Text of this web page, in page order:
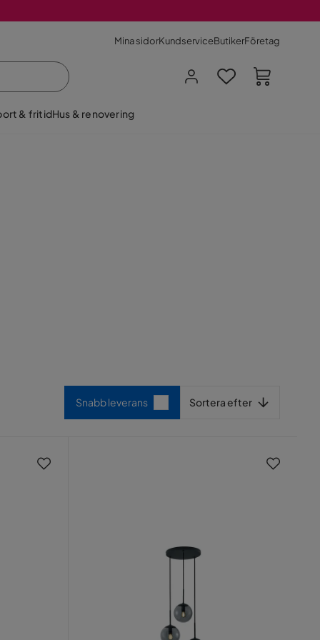
Mina sidorKundserviceButikerFöretag
& fritidHus & renovering
Snabb leverans Sortera efter